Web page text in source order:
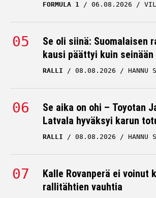
FORMULA 1 06.08.2026
Se oli siinä: Suomalaisen
kausi päättyi kuin seinään
RALLI 08.08.2026 HANNU
Se aika on ohi – Toyotan
Latvala hyväksyi karun
RALLI 08.08.2026 HANNU
Kalle Rovanperä ei voinut
rallitähtien vauhtia